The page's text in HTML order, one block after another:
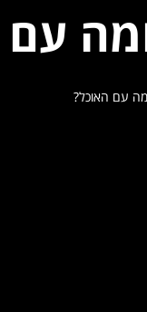
עם האוכל?